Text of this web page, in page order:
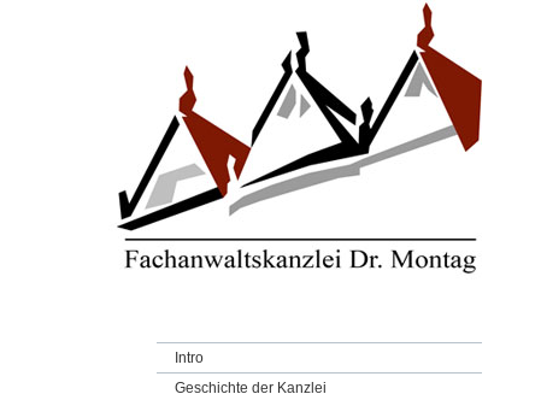
Intro
Geschichte der Kanzlei